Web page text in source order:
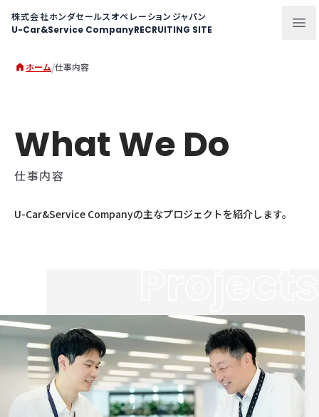
株式会社ホンダセールスオペレーションジャパン
U-Car&Service CompanyRECRUITING SITE
ホーム/仕事内容
What We Do
仕事内容
U-Car&Service Companyの​主な​プロジェクトを​紹介します。